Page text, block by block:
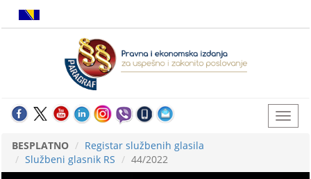
BESPLATNO
Registar službenih glasila
Službeni glasnik RS
44/2022